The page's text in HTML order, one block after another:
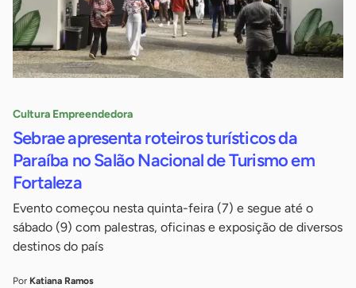
Cultura Empreendedora
Sebrae apresenta roteiros turísticos da
Paraíba no Salão Nacional de Turismo em
Fortaleza
Evento começou nesta quinta-feira (7) e segue até o
sábado (9) com palestras, oficinas e exposição de diversos
destinos do país
Por Katiana Ramos